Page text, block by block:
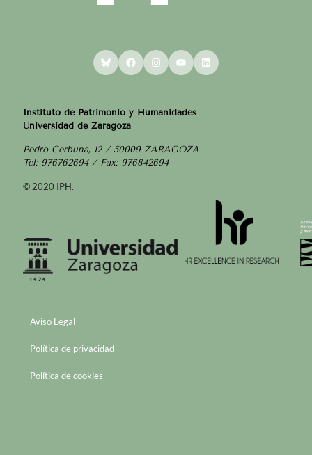
BlueskyFacebookInstagram
YouTubeLinkedIn
Instituto de Patrimonio y Humanidades
Universidad de Zaragoza
Pedro Cerbuna, 12 / 50009 ZARAGOZA
Tel: 976762694 / Fax: 976842694
© 2020 IPH.
Aviso Legal
Política de privacidad
Política de cookies